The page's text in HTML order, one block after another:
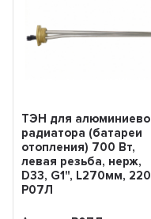
ТЭН для
радиатора (батареи
отопления) 700 Вт,
левая резьба, нерж,
D33, G1", L270мм,
Р07Л